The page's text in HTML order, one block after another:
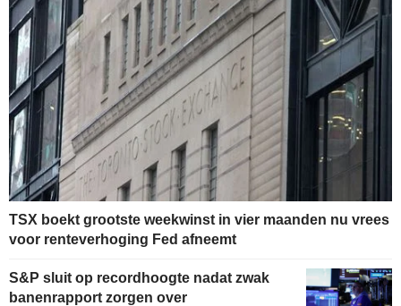
TSX boekt grootste weekwinst in vier maanden nu vrees
voor renteverhoging Fed afneemt
S&P sluit op recordhoogte nadat zwak
banenrapport zorgen over